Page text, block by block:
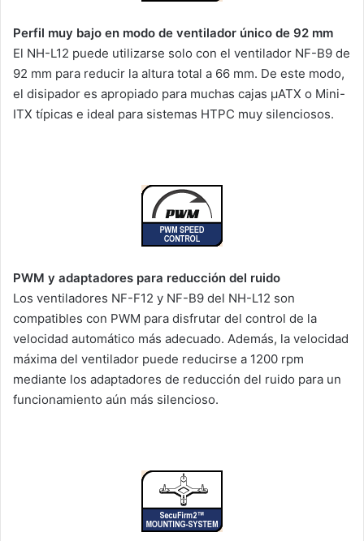
Perfil muy bajo en modo de ventilador único de 92 mm
El NH-L12 puede utilizarse solo con el ventilador NF-B9 de
92 mm para reducir la altura total a 66 mm. De este modo,
el disipador es apropiado para muchas cajas µATX o Mini-
ITX típicas e ideal para sistemas HTPC muy silenciosos.
PWM y adaptadores para reducción del ruido
Los ventiladores NF-F12 y NF-B9 del NH-L12 son
compatibles con PWM para disfrutar del control de la
velocidad automático más adecuado. Además, la velocidad
máxima del ventilador puede reducirse a 1200 rpm
mediante los adaptadores de reducción del ruido para un
funcionamiento aún más silencioso.